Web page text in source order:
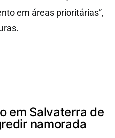
em áreas prioritárias”,
em Salvaterra de
namorada